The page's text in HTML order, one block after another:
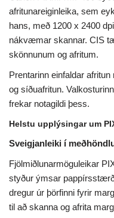
afritunareiginleika, sem
hans, með 1200 x 2400
nákvæmar skannar. CIS
skönnunum og afritum.
Prentarinn einfaldar
og síðuafritun.
frekar notagildi þess.
Helstu upplýsingar um
Sveigjanleiki í
Fjölmiðlunarmöguleikar
styður ýmsar
dregur úr þörfinni fyrir
til að skanna og afrita